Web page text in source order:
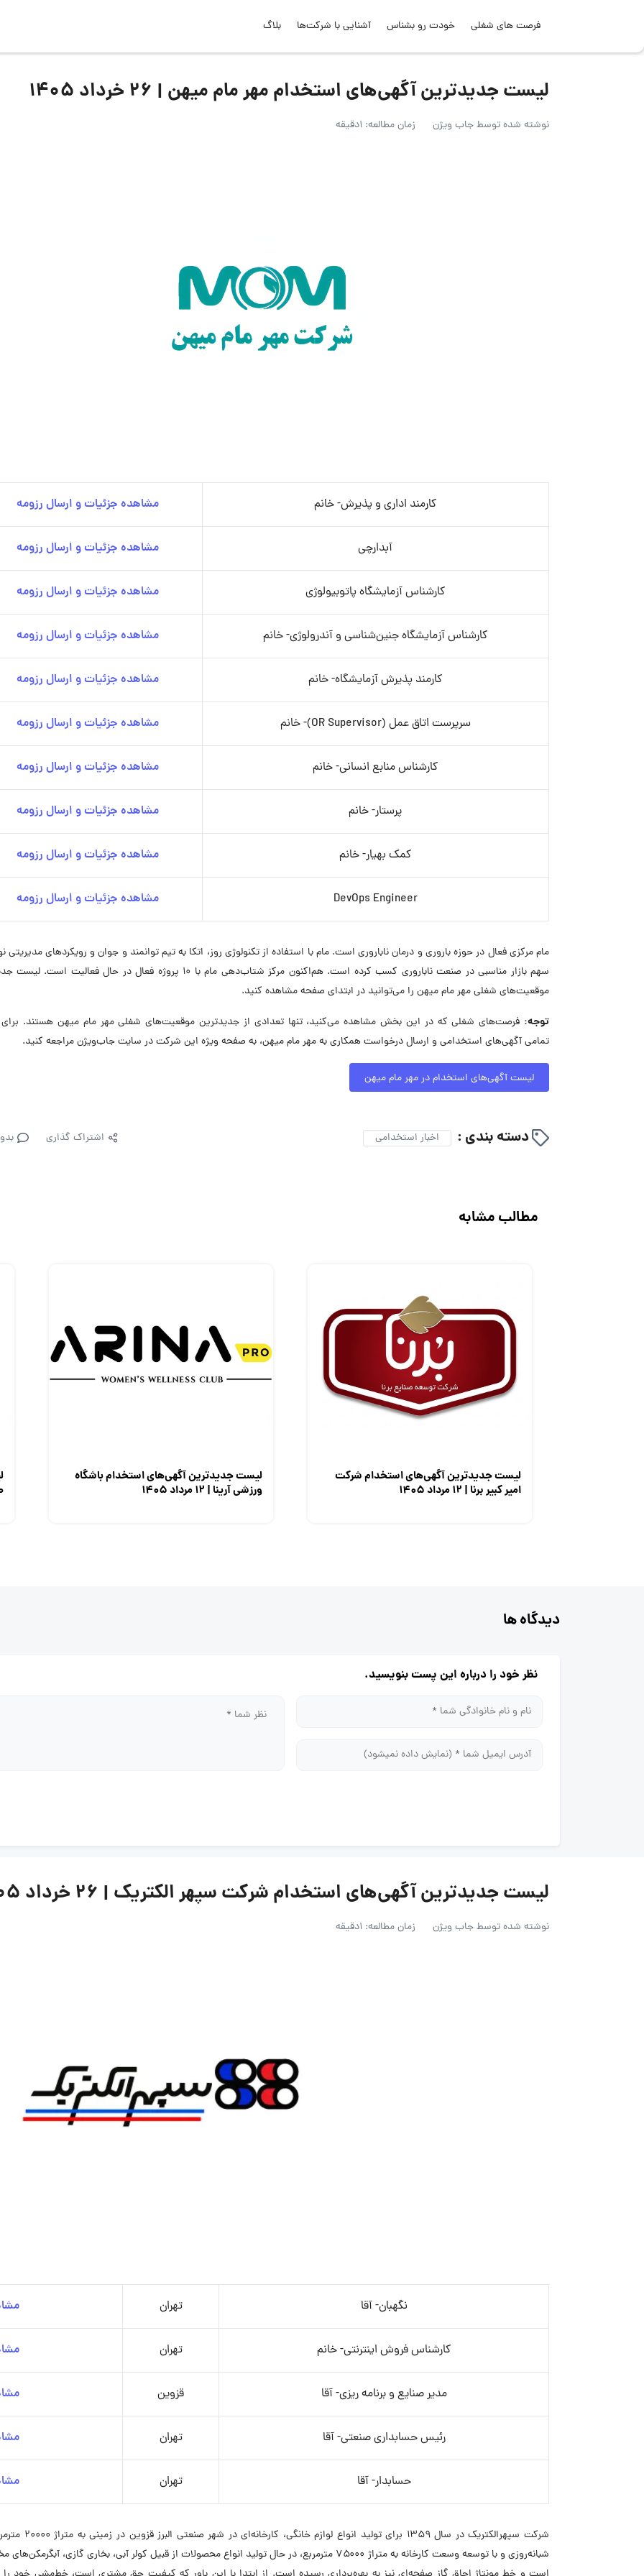
فرصت های شغلی خودت رو بشناس آشنایی با شرکت‌ها بلاگ
لیست جدیدترین آگهی‌های استخدام مهر مام میهن | ۲۶ خرداد ۱۴۰۵
نوشته شده توسطجاب ویژن زمان مطالعه: 1دقیقه
کارمند اداری و پذیرش- خانم مشاهده جزئیات و ارسال رزومه
آبدارچی مشاهده جزئیات و ارسال رزومه
کارشناس آزمایشگاه پاتوبیولوژی مشاهده جزئیات و ارسال رزومه
کارشناس آزمایشگاه جنین‌شناسی و آندرولوژی- خانم مشاهده جزئیات و ارسال رزومه
کارمند پذیرش آزمایشگاه- خانم مشاهده جزئیات و ارسال رزومه
سرپرست اتاق عمل (OR Supervisor)- خانم مشاهده جزئیات و ارسال رزومه
کارشناس منابع انسانی- خانم مشاهده جزئیات و ارسال رزومه
پرستار- خانم مشاهده جزئیات و ارسال رزومه
کمک بهیار- خانم مشاهده جزئیات و ارسال رزومه
DevOps Engineer مشاهده جزئیات و ارسال رزومه
مام مرکزی فعال در حوزه باروری و درمان ناباروری است. مام با استفاده از تکنولوژی روز، اتکا به تیم توانمند و جوان و رویکردهای مدیریتی
سهم بازار مناسبی در صنعت ناباروری کسب کرده است. هم‌اکنون مرکز شتاب‌دهی مام با 10 پروژه فعال در حال فعالیت
موقعیت‌های شغلی مهر مام میهن را می‌توانید در ابتدای صفحه مشاهده کنید.
توجه: فرصت‌های شغلی که در این بخش مشاهده می‌کنید، تنها تعدادی از جدیدترین موقعیت‌های شغلی مهر مام میهن هستند.
تمامی آگهی‌های استخدامی و ارسال درخواست همکاری به مهر مام میهن، به صفحه ویژه این شرکت در سایت جاب‌ویژن مراجعه کنید.
لیست آگهی‌های استخدام در مهر مام میهن
دسته بندی : اخبار استخدامی اشتراک گذاری
مطالب مشابه
لیست جدیدترین آگهی‌های استخدام شرکت
امیر کبیر برنا | ۱۲ مرداد ۱۴۰۵
لیست جدیدترین آگهی‌های استخدام باشگاه
ورزشی آرینا | ۱۲ مرداد ۱۴۰۵
دیدگاه ها
نظر خود را درباره این پست بنویسید.
لیست جدیدترین آگهی‌های استخدام شرکت سپهر الکتریک | ۲۶ خرداد ۱۴۰۵
نوشته شده توسطجاب ویژن زمان مطالعه: 1دقیقه
نگهبان- آقا تهران
کارشناس فروش اینترنتی- خانم تهران
مدیر صنایع و برنامه ریزی- آقا قزوین
رئیس حسابداری صنعتی- آقا تهران
حسابدار- آقا تهران
شرکت
شبانه‌روزی و با توسعه وسعت کارخانه به متراژ ۷۵۰۰۰ مترمربع، در حال تولید انواع محصولات از قبیل کولر آبی،